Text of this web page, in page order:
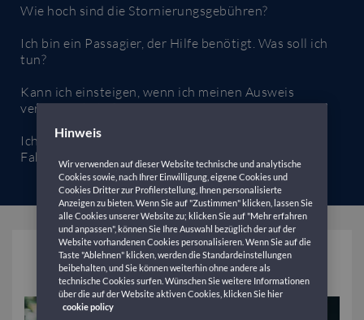
Wie hoch sind die Stornierungsgebühren?
Ich bin ein Passagier, der Hilfe benötigt. Was soll ich
tun?
Kann ich einsteigen, wenn ich meinen Ausweis
vergessen habe?
Ich möchte buchen, habe aber noch keinen
Fahrzeugschein, wie soll ich vorgehen?
Buchungen
Hinweis
Wir verwenden auf dieser Website technische und analytische
Cookies sowie, nach Ihrer Einwilligung, eigene Cookies und
Cookies Dritter zur Profilerstellung, Ihnen personalisierte
Anzeigen zu bieten. Wenn Sie auf "Zustimmen" klicken, lassen Sie
alle Cookies unserer Website zu; klicken Sie auf "Mehr erfahren
und anpassen", können Sie Ihre Auswahl bezüglich der auf der
Website vorhandenen Cookies personalisieren. Wenn Sie auf die
Taste "Ablehnen" klicken, werden die Standardeinstellungen
beibehalten, und Sie können weiterhin ohne andere als
technische Cookies surfen. Wünschen Sie weitere Informationen
über die auf der Website aktiven Cookies, klicken Sie hier
cookie policy